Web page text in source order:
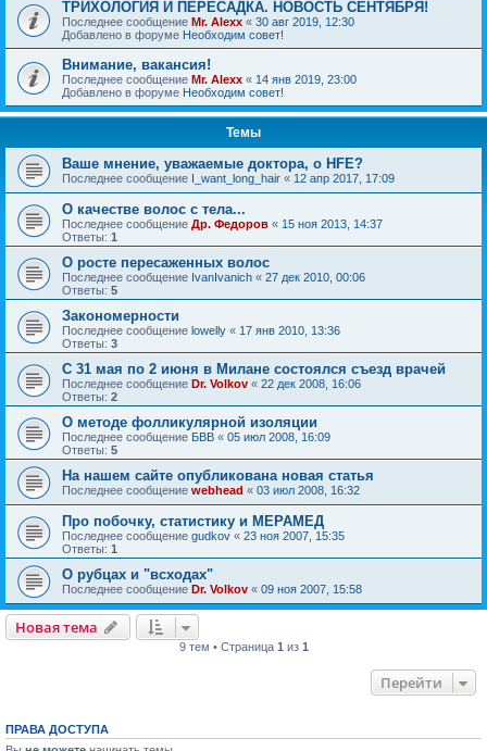
ТРИХОЛОГИЯ И ПЕРЕСАДКА. НОВОСТЬ СЕНТЯБРЯ!
Последнее сообщение Mr. Alexx « 30 авг 2019, 12:30
Добавлено в форуме Необходим совет!
Внимание, вакансия!
Последнее сообщение Mr. Alexx « 14 янв 2019, 23:00
Добавлено в форуме Необходим совет!
Темы
Ваше мнение, уважаемые доктора, о HFE?
Последнее сообщение I_want_long_hair « 12 апр 2017, 17:09
О качестве волос с тела...
Последнее сообщение Др. Федоров « 15 ноя 2013, 14:37
Ответы: 1
О росте пересаженных волос
Последнее сообщение IvanIvanich « 27 дек 2010, 00:06
Ответы: 5
Закономерности
Последнее сообщение lowelly « 17 янв 2010, 13:36
Ответы: 3
С 31 мая по 2 июня в Милане состоялся съезд врачей
Последнее сообщение Dr. Volkov « 22 дек 2008, 16:06
Ответы: 2
О методе фолликулярной изоляции
Последнее сообщение БВВ « 05 июл 2008, 16:09
Ответы: 5
На нашем сайте опубликована новая статья
Последнее сообщение webhead « 03 июл 2008, 16:32
Про побочку, статистику и МЕРАМЕД
Последнее сообщение gudkov « 23 ноя 2007, 15:35
Ответы: 1
О рубцах и "всходах"
Последнее сообщение Dr. Volkov « 09 ноя 2007, 15:58
Новая тема
9 тем • Страница 1 из 1
Перейти
ПРАВА ДОСТУПА